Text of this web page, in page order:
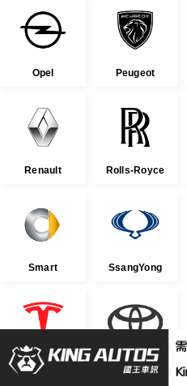
Opel Peugeot
Renault Rolls-Royce
Smart SsangYong
Tesla Toyota